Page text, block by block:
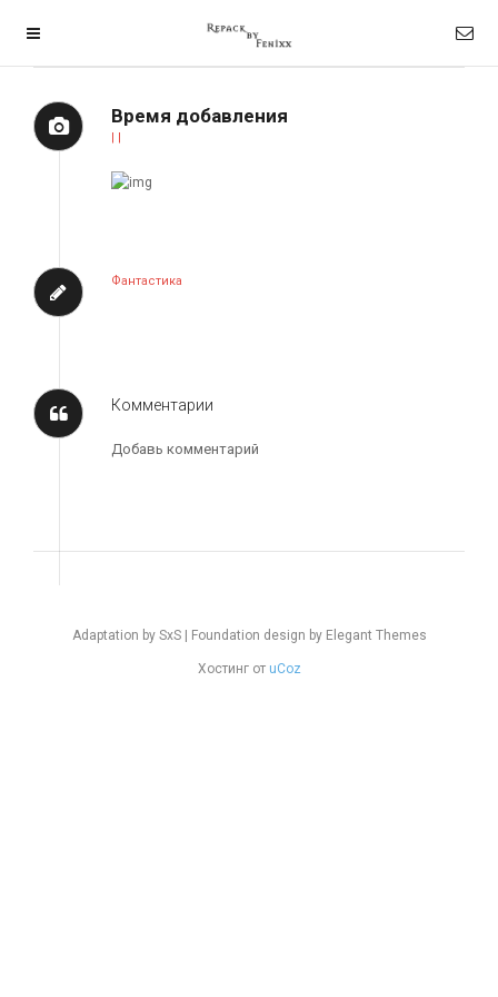
Время добавления
| |
Фантастика
Комментарии
Добавь комментарий
Adaptation by SxS | Foundation design by Elegant Themes
Хостинг от uCoz